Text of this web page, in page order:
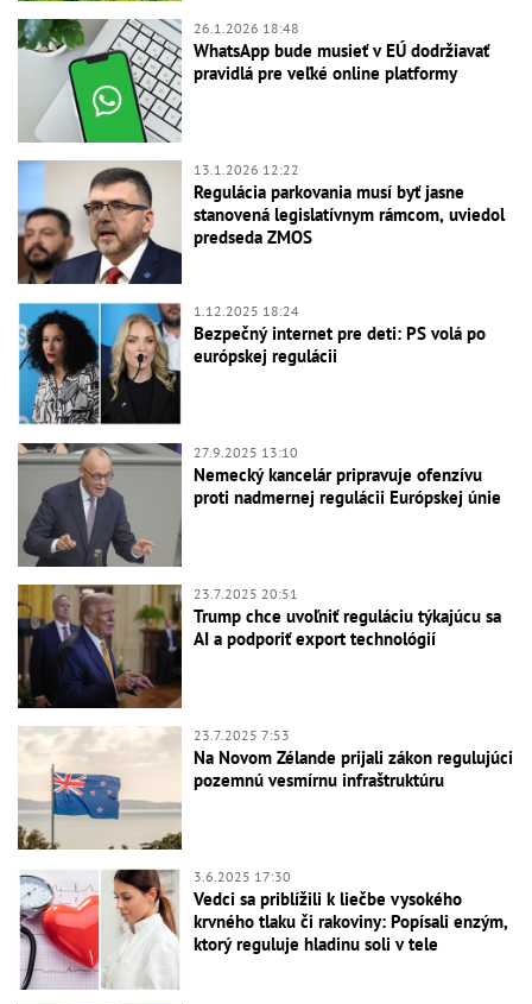
26.1.2026 18:48
WhatsApp bude musieť v EÚ dodržiavať
pravidlá pre veľké online platformy
13.1.2026 12:22
Regulácia parkovania musí byť jasne
stanovená legislatívnym rámcom, uviedol
predseda ZMOS
1.12.2025 18:24
Bezpečný internet pre deti: PS volá po
európskej regulácii
27.9.2025 13:10
Nemecký kancelár pripravuje ofenzívu
proti nadmernej regulácii Európskej únie
23.7.2025 20:51
Trump chce uvoľniť reguláciu týkajúcu sa
AI a podporiť export technológií
23.7.2025 7:53
Na Novom Zélande prijali zákon regulujúci
pozemnú vesmírnu infraštruktúru
3.6.2025 17:30
Vedci sa priblížili k liečbe vysokého
krvného tlaku či rakoviny: Popísali enzým,
ktorý reguluje hladinu soli v tele